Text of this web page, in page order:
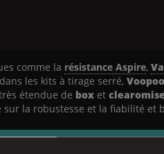
comme la résistance Aspire,
les kits à tirage serré,Voopoo
étendue de box et
sur la robustesse et la fiabilité et
RECHERCHEZ DES E-LIQUIDES